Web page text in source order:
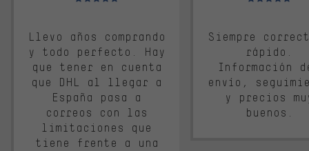
Llevo años comprando
y todo perfecto. Hay
que tener en cuenta
que DHL al llegar a
España pasa a
correos con las
limitaciones que
tiene frente a una
Siempre
rápido.
Información
envío,
y precios
buenos.